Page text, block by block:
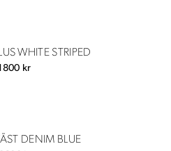
1900 kr.850 kr.
WHITE STRIPED
1800 kr
DENIM BLUE